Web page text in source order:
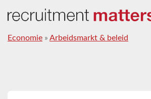
Economie » Arbeidsmarkt & beleid